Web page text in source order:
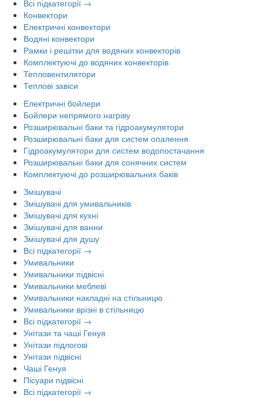
Всі підкатегорії →
Конвектори
Електричні конвектори
Водяні конвектори
Рамки і решітки для водяних конвекторів
Комплектуючі до водяних конвекторів
Тепловентилятори
Теплові завіси
Електричні бойлери
Бойлери непрямого нагріву
Розширювальні баки та гідроакумулятори
Розширювальні баки для систем опалення
Гідроакумулятори для систем водопостачання
Розширювальні баки для сонячних систем
Комплектуючі до розширювальних баків
Змішувачі
Змішувачі для умивальників
Змішувачі для кухні
Змішувачі для ванни
Змішувачі для душу
Всі підкатегорії →
Умивальники
Умивальники підвісні
Умивальники меблеві
Умивальники накладні на стільницю
Умивальники врізні в стільницю
Всі підкатегорії →
Унітази та чаші Генуя
Унітази підлогові
Унітази підвісні
Чаші Генуя
Пісуари підвісні
Всі підкатегорії →